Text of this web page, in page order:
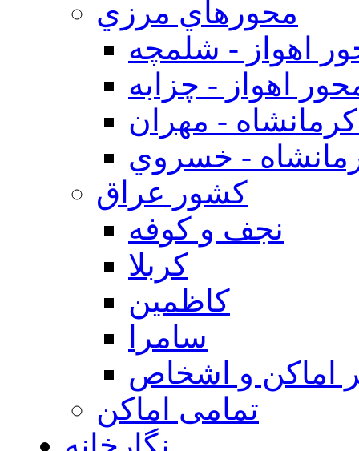
محورهاي مرزي
اهواز - شلمچه
اهواز - چزابه
- مهران
- خسروي
كشور عراق
نجف و كوفه
كربلا
كاظمين
سامرا
اماكن و اشخاص
تمامی اماکن